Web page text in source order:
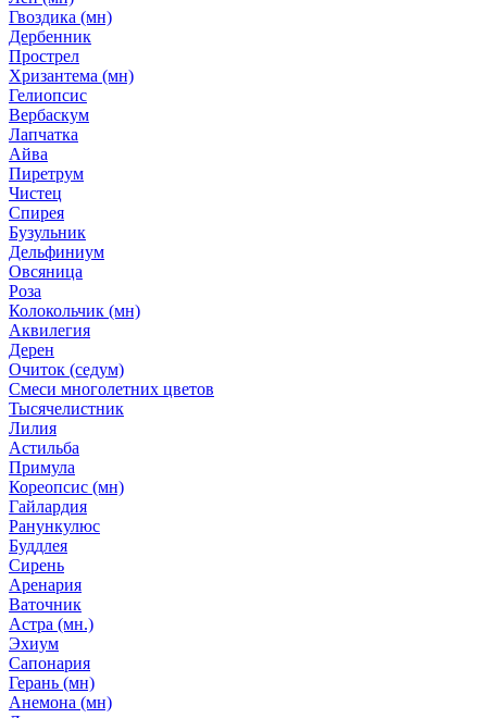
Гвоздика (мн)
Дербенник
Прострел
Хризантема (мн)
Гелиопсис
Вербаскум
Лапчатка
Айва
Пиретрум
Чистец
Спирея
Бузульник
Дельфиниум
Овсяница
Роза
Колокольчик (мн)
Аквилегия
Дерен
Очиток (седум)
Смеси многолетних цветов
Тысячелистник
Лилия
Астильба
Примула
Кореопсис (мн)
Гайлардия
Ранункулюс
Буддлея
Сирень
Аренария
Ваточник
Астра (мн.)
Эхиум
Сапонария
Герань (мн)
Анемона (мн)